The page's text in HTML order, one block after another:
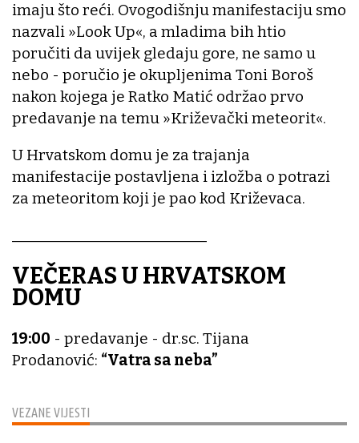
VEZANE VIJESTI
imaju što reći. Ovogodišnju manifestaciju smo
nazvali »Look Up«, a mladima bih htio
poručiti da uvijek gledaju gore, ne samo u
nebo - poručio je okupljenima Toni Boroš
nakon kojega je Ratko Matić održao prvo
predavanje na temu »Križevački meteorit«.
U Hrvatskom domu je za trajanja
manifestacije postavljena i izložba o potrazi
za meteoritom koji je pao kod Križevaca.
VEČERAS U HRVATSKOM
DOMU
19:00 - predavanje - dr.sc. Tijana
Prodanović: “Vatra sa neba”